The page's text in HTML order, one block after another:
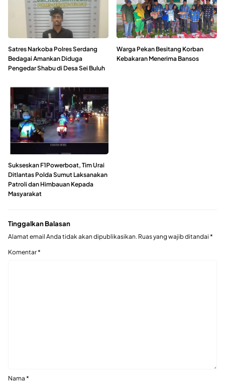
Satres Narkoba Polres Serdang
Bedagai Amankan Diduga
Pengedar Shabu di Desa Sei Buluh
Warga Pekan Besitang Korban
Kebakaran Menerima Bansos
Sukseskan F1Powerboat, Tim Urai
Ditlantas Polda Sumut Laksanakan
Patroli dan Himbauan Kepada
Masyarakat
Tinggalkan Balasan
Alamat email Anda tidak akan dipublikasikan. Ruas yang wajib ditandai *
Komentar*
Nama *